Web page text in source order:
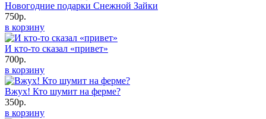
Новогодние подарки Снежной Зайки
750р.
в корзину
И кто-то сказал «привет»
700р.
в корзину
Вжух! Кто шумит на ферме?
350р.
в корзину